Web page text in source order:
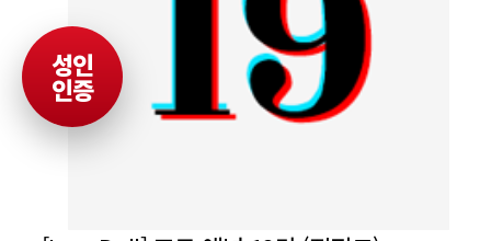
성인
인증